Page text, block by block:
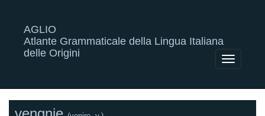
AGLIO
Atlante Grammaticale della Lingua Italiana
delle Origini
Toggle